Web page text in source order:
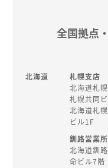
全国拠点
北海道
札幌支店
北海道札
札幌共同
北海道札
ビル1F
釧路営業所
北海道釧
命ビル7階